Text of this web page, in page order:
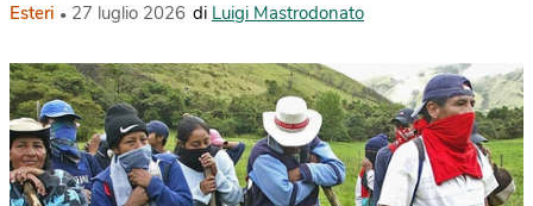
Esteri 27 luglio 2026 di Luigi Mastrodonato